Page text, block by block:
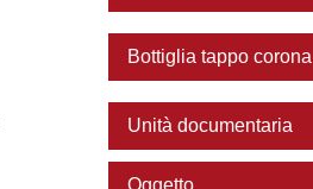
Bottiglia tappo corona
Unità documentaria